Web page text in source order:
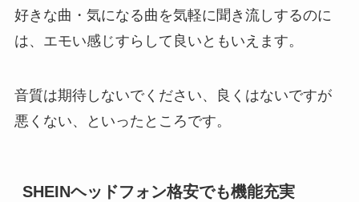
好きな曲・気になる曲を気軽に聞き流しするのに
は、エモい感じすらして良いともいえます。
音質は期待しないでください、良くはないですが
悪くない、といったところです。
SHEINヘッドフォン格安でも機能充実